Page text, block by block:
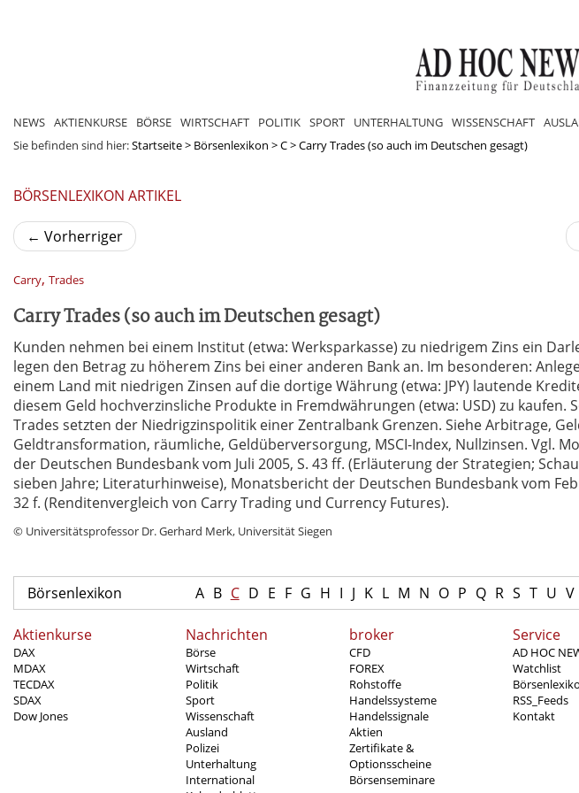
NEWS AKTIENKURSE BÖRSE WIRTSCHAFT POLITIK SPORT UNTERHALTUNG WISSENSCHAFT
Sie befinden sind hier:Startseite> Börsenlexikon >C>Carry Trades (so auch im Deutschen gesagt)
BÖRSENLEXIKON ARTIKEL
← Vorherriger
Carry, Trades
Carry Trades (so auch im Deutschen gesagt)
Kunden nehmen bei einem Institut (etwa: Werksparkasse) zu niedrigem Zins ein
legen den Betrag zu höherem Zins bei einer anderen Bank an. Im besonderen:
einem Land mit niedrigen Zinsen auf die dortige Währung (etwa: JPY) lautende
diesem Geld hochverzinsliche Produkte in Fremdwährungen (etwa: USD) zu kaufen.
Trades setzten der Niedrigzinspolitik einer Zentralbank Grenzen. Siehe Arbitrage,
Geldtransformation, räumliche, Geldüberversorgung, MSCI-Index, Nullzinsen. Vgl.
der Deutschen Bundesbank vom Juli 2005, S. 43 ff. (Erläuterung der Strategien;
sieben Jahre; Literaturhinweise), Monatsbericht der Deutschen Bundesbank vom
32 f. (Renditenvergleich von Carry Trading und Currency Futures).
© Universitätsprofessor Dr. Gerhard Merk, Universität Siegen
Börsenlexikon A B C D E F G H I J K L M N O P Q R S T U V
Aktienkurse
DAX
MDAX
TECDAX
SDAX
Dow Jones
Nachrichten
Börse
Wirtschaft
Politik
Sport
Wissenschaft
Ausland
Polizei
Unterhaltung
International
broker
CFD
FOREX
Rohstoffe
Handelssysteme
Handelssignale
Aktien
Zertifikate &
Optionsscheine
Börsenseminare
Service
AD HOC
Watchlist
RSS_Feeds
Kontakt